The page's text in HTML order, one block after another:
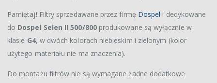
Pamiętaj! Filtry sprzedawane przez firmę Dospel i dedykowane
do Dospel Selen II 500/800produkowane są wyłącznie w
klasie G4, w dwóch kolorach niebieskim i zielonym (kolor
użytego materiału nie ma znaczenia).
Do montażu filtrów nie są wymagane żadne dodatkowe